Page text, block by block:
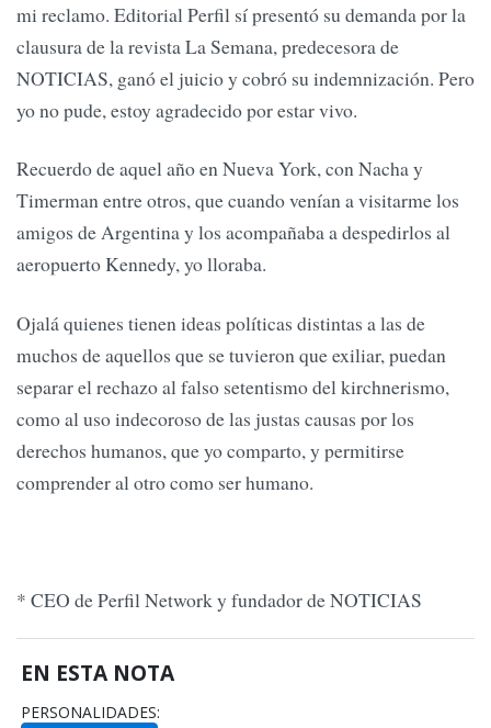
mi reclamo. Editorial Perfil sí presentó su demanda por la
clausura de la revista La Semana, predecesora de
NOTICIAS, ganó el juicio y cobró su indemnización. Pero
yo no pude, estoy agradecido por estar vivo.
Recuerdo de aquel año en Nueva York, con Nacha y
Timerman entre otros, que cuando venían a visitarme los
amigos de Argentina y los acompañaba a despedirlos al
aeropuerto Kennedy, yo lloraba.
Ojalá quienes tienen ideas políticas distintas a las de
muchos de aquellos que se tuvieron que exiliar, puedan
separar el rechazo al falso setentismo del kirchnerismo,
como al uso indecoroso de las justas causas por los
derechos humanos, que yo comparto, y permitirse
comprender al otro como ser humano.
* CEO de Perfil Network y fundador de NOTICIAS
EN ESTA NOTA
PERSONALIDADES: